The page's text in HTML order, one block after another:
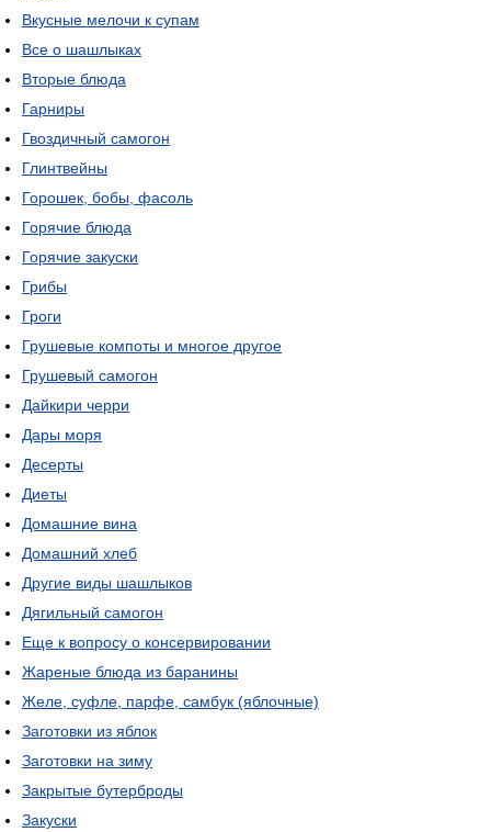
Вкусные мелочи к супам
Все о шашлыках
Вторые блюда
Гарниры
Гвоздичный самогон
Глинтвейны
Горошек, бобы, фасоль
Горячие блюда
Горячие закуски
Грибы
Гроги
Грушевые компоты и многое другое
Грушевый самогон
Дайкири черри
Дары моря
Десерты
Диеты
Домашние вина
Домашний хлеб
Другие виды шашлыков
Дягильный самогон
Еще к вопросу о консервировании
Жареные блюда из баранины
Желе, суфле, парфе, самбук (яблочные)
Заготовки из яблок
Заготовки на зиму
Закрытые бутерброды
Закуски